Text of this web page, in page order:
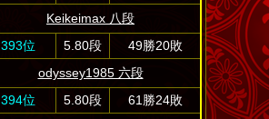
Keikeimax 八段
393位
5.80段
49勝20敗
odyssey1985 六段
394位
5.80段
61勝24敗